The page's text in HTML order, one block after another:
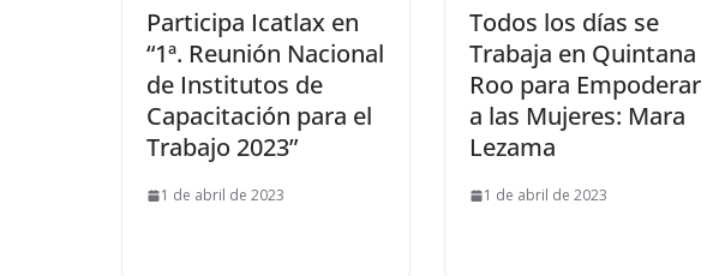
Participa Icatlax en
“1ª. Reunión Nacional
de Institutos de
Capacitación para el
Trabajo 2023”
1 de abril de 2023
Todos los días se
Trabaja en Quintana
Roo para Empoderar
a las Mujeres: Mara
Lezama
1 de abril de 2023